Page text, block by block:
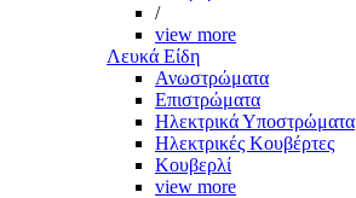
/
view more
Λευκά Είδη
Ανωστρώματα
Επιστρώματα
Ηλεκτρικά Υποστρώματα
Ηλεκτρικές Κουβέρτες
Κουβερλί
view more